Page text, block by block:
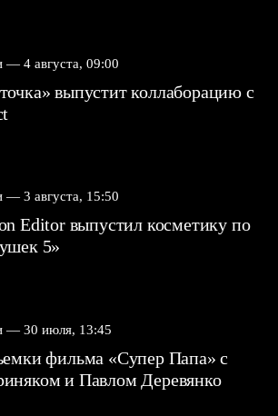
— 4 августа, 09:00
выпустит коллаборацию с
— 3 августа, 15:50
Editor выпустил косметику по
5»
— 30 июля, 13:45
фильма «Супер Папа» с
и Павлом Деревянко